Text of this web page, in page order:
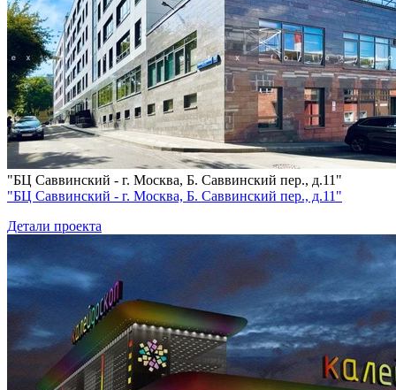
"БЦ Саввинский - г. Москва, Б. Саввинский пер., д.11"
"БЦ Саввинский - г. Москва, Б. Саввинский пер., д.11"
Детали проекта